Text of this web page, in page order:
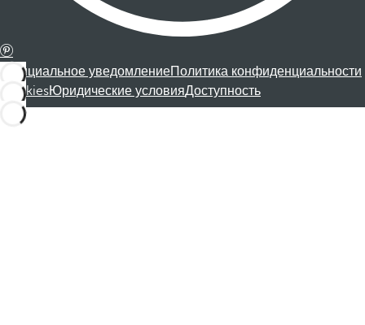
Официальное уведомлениеПолитика конфиденциальности
CookiesЮридические условияДоступность